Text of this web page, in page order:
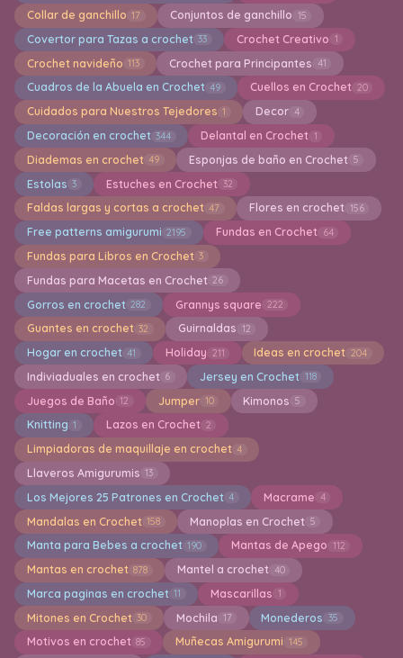
Collar de ganchillo 17 Conjuntos de ganchillo 15
Covertor para Tazas a crochet 33 Crochet Creativo 1
Crochet navideño 113 Crochet para Principantes 41
Cuadros de la Abuela en Crochet 49 Cuellos en Crochet 20
Cuidados para Nuestros Tejedores 1 Decor 4
Decoración en crochet 344 Delantal en Crochet 1
Diademas en crochet 49 Esponjas de baño en Crochet 5
Estolas 3 Estuches en Crochet 32
Faldas largas y cortas a crochet 47 Flores en crochet 156
Free patterns amigurumi 2195 Fundas en Crochet 64
Fundas para Libros en Crochet 3
Fundas para Macetas en Crochet 26
Gorros en crochet 282 Grannys square 222
Guantes en crochet 32 Guirnaldas 12
Hogar en crochet 41 Holiday 211 Ideas en crochet 204
Indiviaduales en crochet 6 Jersey en Crochet 118
Juegos de Baño 12 Jumper 10 Kimonos 5
Knitting 1 Lazos en Crochet 2
Limpiadoras de maquillaje en crochet 4
Llaveros Amigurumis 13
Los Mejores 25 Patrones en Crochet 4 Macrame 4
Mandalas en Crochet 158 Manoplas en Crochet 5
Manta para Bebes a crochet 190 Mantas de Apego 112
Mantas en crochet 878 Mantel a crochet 40
Marca paginas en crochet 11 Mascarillas 1
Mitones en Crochet 30 Mochila 17 Monederos 35
Motivos en crochet 85 Muñecas Amigurumi 145